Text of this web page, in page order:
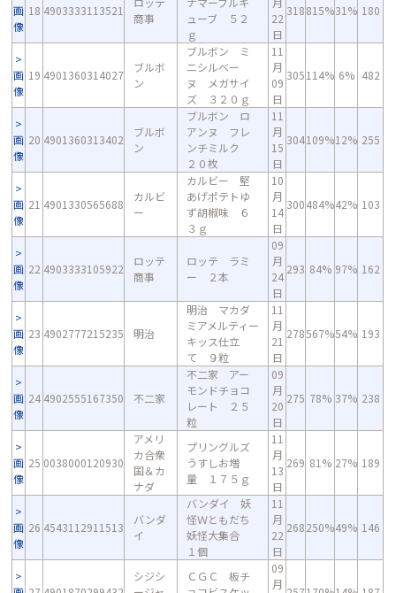
画
像
18 4903333113521
商事
ューブ ５２
ｇ
22
日
318815%31% 180
画
像
19 4901360314027
ブルボ
ン
ブルボン ミ
ニシルベー
ヌ メガサイ
ズ ３２０ｇ
11
月
09
日
305114% 6% 482
画
像
20 4901360313402
ブルボ
ン
ブルボン ロ
アンヌ フレ
ンチミルク
２０枚
11
月
15
日
304109%12% 255
画
像
21 4901330565688
カルビ
ー
カルビー 堅
あげポテトゆ
ず胡椒味 ６
３ｇ
10
月
14
日
300484%42% 103
画
像
22 4903333105922
ロッテ
商事
ロッテ ラミ
ー ２本
09
月
24
日
293 84% 97% 162
画
像
23 4902777215235 明治
明治 マカダ
ミアメルティー
キッス仕立
て ９粒
11
月
21
日
278567%54% 193
画
像
24 4902555167350 不二家
不二家 アー
モンドチョコ
レート ２５
粒
09
月
20
日
275 78% 37% 238
画
像
25 0038000120930
アメリ
カ合衆
国＆カ
ナダ
プリングルズ
うすしお増
量 １７５ｇ
11
月
13
日
269 81% 27% 189
画
像
26 4543112911513
バンダ
イ
バンダイ 妖
怪Ｗともだち
妖怪大集合
１個
11
月
22
日
268250%49% 146
シジシ
ＣＧＣ 板チ
09
月